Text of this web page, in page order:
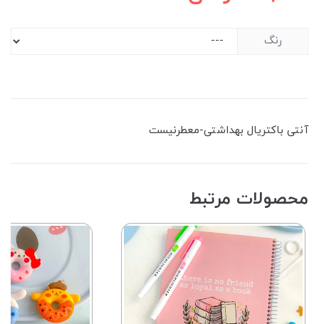
رنگ
آنتی باکتریال ‌بهداشتی-معطرنیست
محصولات مرتبط